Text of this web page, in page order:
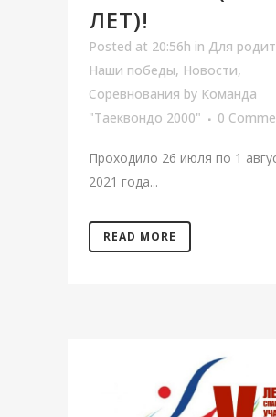
ЛЕТ)!
Posted at 20:56h in Для
Наши победы, Новости,
Соревнования by Команда
"Таеквондо 2000"
0
Проходило 26 июля по 1
2021 года...
READ MORE